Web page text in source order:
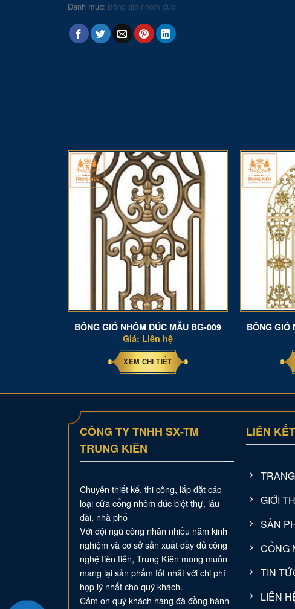
Danh mục: Bông gió nhôm đúc
BÔNG GIÓ NHÔM ĐÚC MẪU BG-009
Giá: Liên hệ
XEM CHI TIẾT
BÔNG GIÓ
CÔNG TY TNHH SX-TM
TRUNG KIÊN
Chuyên thiết kế, thi công, lắp đặt các
loại cửa cổng nhôm đúc biệt thự, lâu
đài, nhà phố
Với đội ngũ công nhân nhiều năm kinh
nghiệm và cơ sở sản xuất đầy đủ công
nghệ tiên tiến, Trung Kiên mong muốn
mang lại sản phẩm tốt nhất với chi phí
hợp lý nhất cho quý khách.
Cảm ơn quý khách hàng đã đồng hành
LIÊN
GIỚI
SẢN
CỔNG
TIN
LIÊN